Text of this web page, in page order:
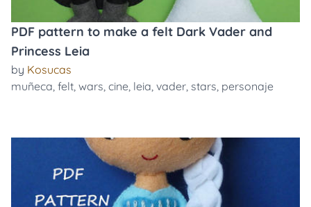
PDF pattern to make a felt Dark Vader and
Princess Leia
by Kosucas
muñeca, felt, wars, cine, leia, vader, stars, personaje